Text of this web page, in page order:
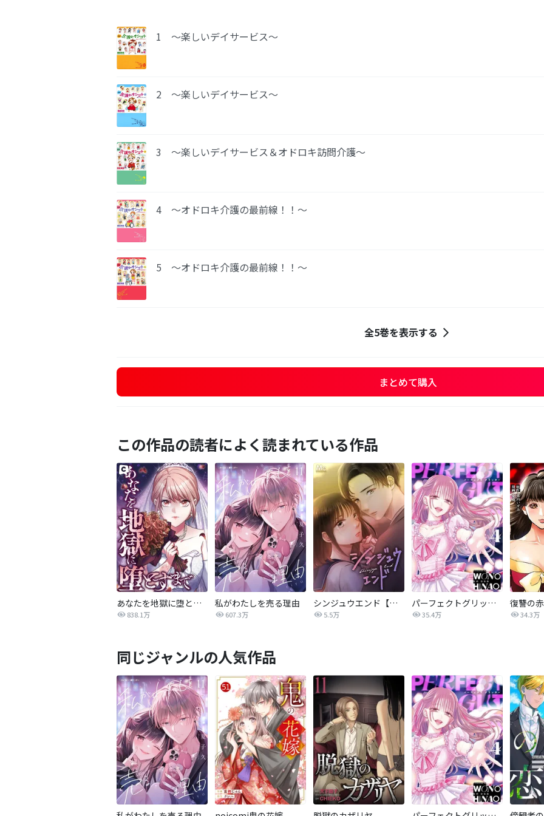
1 ～楽しいデイサービス～
2 ～楽しいデイサービス～
3 ～楽しいデイサービス＆オドロキ訪問介護～
4 ～オドロキ介護の最前線！！～
5 ～オドロキ介護の最前線！！～
全5巻を表示する
まとめて購入
この作品の読者によく読まれている作品
あなたを地獄に堕とすまで
838.1万
私がわたしを売る理由
607.3万
シンジュウエンド【タテヨミ】
5.5万
パーフェクトグリッター
35.4万 34.3万
同じジャンルの人気作品